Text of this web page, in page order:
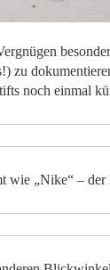
zu
noch einmal
wie „Nike“ –